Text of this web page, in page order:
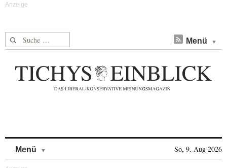
Suche nach: Menü
Menü So, 9. Aug 2026